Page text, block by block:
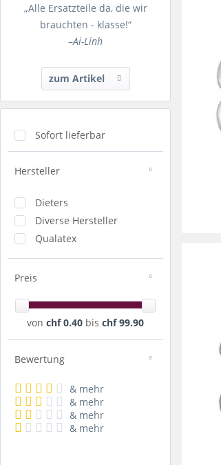
„Alle Ersatzteile da, die wir
brauchten - klasse!“
–Ai-Linh
zum Artikel
Sofort lieferbar
Hersteller
Dieters
Diverse Hersteller
Qualatex
Preis
von chf 0.40 bis chf 99.90
Bewertung
& mehr
& mehr
& mehr
& mehr